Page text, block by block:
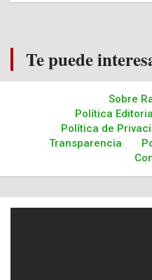
Te puede
Sobre
Política
Política de
Transparencia